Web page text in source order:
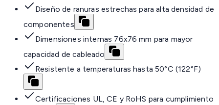
Diseño de ranuras estrechas para alta densidad de
componentes
Dimensiones internas 76x76 mm para mayor
capacidad de cableado
Resistente a temperaturas hasta 50°C (122°F)
Certificaciones UL, CE y RoHS para cumplimiento